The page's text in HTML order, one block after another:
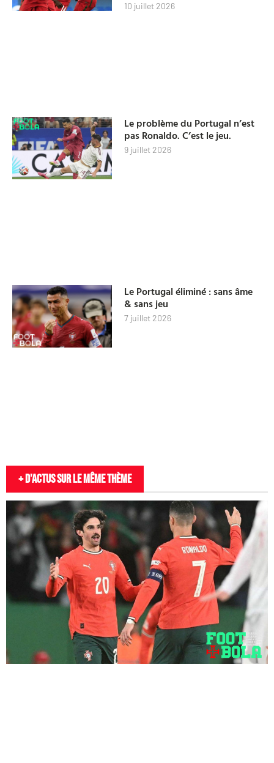
10 juillet 2026
Le problème du Portugal n’est
pas Ronaldo. C’est le jeu.
9 juillet 2026
Le Portugal éliminé : sans âme
& sans jeu
7 juillet 2026
+ D'actus sur le même thème